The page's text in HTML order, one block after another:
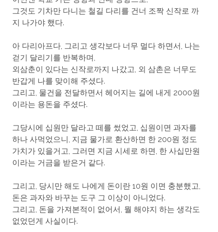
그것도 기차만 다니는 철길 다리를 건너 조짝 신작로 까
지 나가야 했다.
아 다리아프다, 그리고 생각보다 너무 멀다 하면서, 나는
걷기 달리기를 반복하며,
외삼춘이 있다는 신작로까지 나갔고, 외 삼촌은 너무도
반갑게 나를 맞이해 주셨다.
그리고, 물건을 전달하면서 헤어지는 길에 내게 2000원
이라는 용돈을 주셨다.
그당시에 십원만 달라고 떼를 썼었고, 십원이면 과자를
하나 사먹었으니, 지금 물가로 환산하면 한 200원 정도
가치가 있을거고, 그러면 지금 시세로 하면, 한 사십만원
이라는 거금을 받은거 같다.
그리고, 당시만 해도 나에게 돈이란 10원 이면 충분했고,
돈은 과자와 바꾸는 도구 그 이상이 아니었다.
그리고, 돈을 가져본적이 없어서, 뭘 해야지 하는 생각도
없었던게 사실이다.